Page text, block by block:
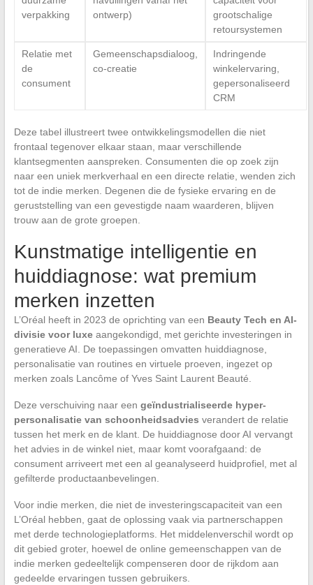
verpakking
ontwerp)
grootschalige
retoursystemen
Relatie met
de
consument
Gemeenschapsdialoog,
co-creatie
Indringende
winkelervaring,
gepersonaliseerd
CRM
Deze tabel illustreert twee ontwikkelingsmodellen die niet
frontaal tegenover elkaar staan, maar verschillende
klantsegmenten aanspreken. Consumenten die op zoek zijn
naar een uniek merkverhaal en een directe relatie, wenden zich
tot de indie merken. Degenen die de fysieke ervaring en de
geruststelling van een gevestigde naam waarderen, blijven
trouw aan de grote groepen.
Kunstmatige intelligentie en
huiddiagnose: wat premium
merken inzetten
L’Oréal heeft in 2023 de oprichting van een Beauty Tech en AI-
divisie voor luxeaangekondigd, met gerichte investeringen in
generatieve AI. De toepassingen omvatten huiddiagnose,
personalisatie van routines en virtuele proeven, ingezet op
merken zoals Lancôme of Yves Saint Laurent Beauté.
Deze verschuiving naar een geïndustrialiseerde hyper-
personalisatie van schoonheidsadvies verandert de relatie
tussen het merk en de klant. De huiddiagnose door AI vervangt
het advies in de winkel niet, maar komt voorafgaand: de
consument arriveert met een al geanalyseerd huidprofiel, met al
gefilterde productaanbevelingen.
Voor indie merken, die niet de investeringscapaciteit van een
L’Oréal hebben, gaat de oplossing vaak via partnerschappen
met derde technologieplatforms. Het middelenverschil wordt op
dit gebied groter, hoewel de online gemeenschappen van de
indie merken gedeeltelijk compenseren door de rijkdom aan
gedeelde ervaringen tussen gebruikers.